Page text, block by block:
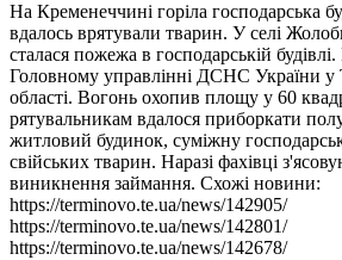
На Кременеччині горіла господарська
вдалось врятували тварин. У селі
сталася пожежа в господарській
Головному управлінні ДСНС України у
області. Вогонь охопив площу у 60
рятувальникам вдалося приборкати
житловий будинок, суміжну
свійських тварин. Наразі фахівці
виникнення займання. Схожі новини:
https://terminovo.te.ua/news/142905/
https://terminovo.te.ua/news/142801/
https://terminovo.te.ua/news/142678/